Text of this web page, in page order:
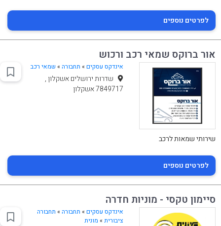
לפרטים נוספים
אור ברוקס שמאי רכב ורכוש
אינדקס עסקים » תחבורה» שמאי רכב
שדרות ירושלים אשקלון ,
7849717 אשקלון
שירותי שמאות לרכב
לפרטים נוספים
סיימון טקסי - מוניות חדרה
אינדקס עסקים » תחבורה» תחבורה
ציבורית» מונית